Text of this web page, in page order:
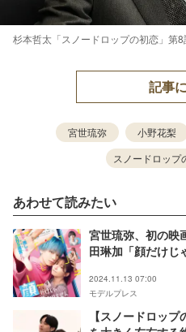
杉本哲太「スノードロップの初恋」第
記事
宮世琉弥 小野花梨
スノードロップ
あわせて読みたい
宮世琉弥、初の映
田琳加「顔だけじ
2024.11.13 07:00
モデルプレス
【スノードロッ